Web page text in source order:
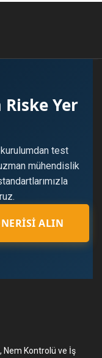
Riske Yer
test
mühendislik
ALIN
Nem Kontrolü ve İş